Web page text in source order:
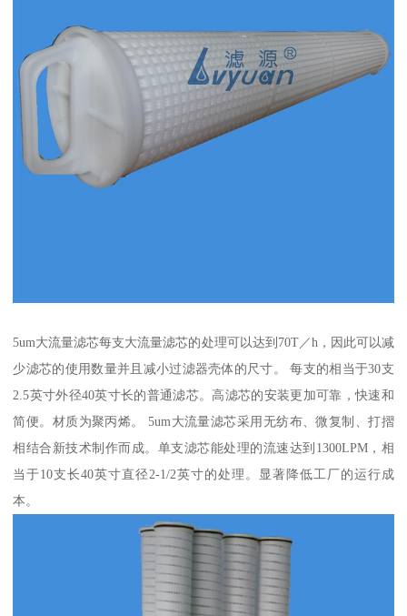
5um大流量滤芯每支大流量滤芯的处理可以达到70T／h，因此可以减
少滤芯的使用数量并且减小过滤器壳体的尺寸。 每支的相当于30支
2.5英寸外径40英寸长的普通滤芯。高滤芯的安装更加可靠，快速和
简便。材质为聚丙烯。 5um大流量滤芯采用无纺布、微复制、打摺
相结合新技术制作而成。单支滤芯能处理的流速达到1300LPM，相
当于10支长40英寸直径2-1/2英寸的处理。显著降低工厂的运行成
本。